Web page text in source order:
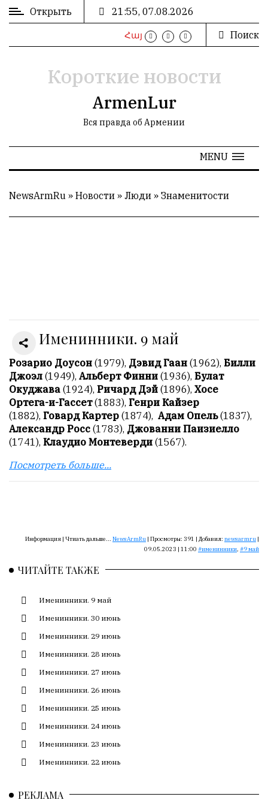
ВХОД
РЕГИСТРАЦИЯ
РЕКЛАМА
1
Гостей:
Пользователей:
0
НАШИ
ПРАВИЛА
Тонкие
Сайт
с
но
душой.
Редакция
не
авторские
тексты,
кромсает
их
искажает
Открыть 21:55, 07.08.2026
Հայ Поиск
Короткие новости
ArmenLur
Вся правда об Армении
MENU
NewsArmRu » Новости » Люди » Знаменитости
Именинники. 9 май
Розарио Доусон (1979), Дэвид Гаан (1962), Билли
Джоэл (1949), Альберт Финни (1936), Булат
Окуджава (1924), Ричард Дэй (1896), Хосе
Ортега-и-Гассет(1883), Генри Кайзер
(1882), Говард Картер (1874), Адам Опель(1837),
Александр Росс (1783), Джованни Паизиелло
(1741), Клаудио Монтеверди (1567).
Посмотреть больше...
Информация | Чтиать дальше... NewsArmRu | Просмотры: 391 | Добавил: newsarmru |
09.05.2023 | 11:00
именинники, 9 май
ЧИТАЙТЕ ТАКЖЕ
Именинники. 9 май
Именинники. 30 июнь
Именинники. 29 июнь
Именинники. 28 июнь
Именинники. 27 июнь
Именинники. 26 июнь
Именинники. 25 июнь
Именинники. 24 июнь
Именинники. 23 июнь
Именинники. 22 июнь
РЕКЛАМА